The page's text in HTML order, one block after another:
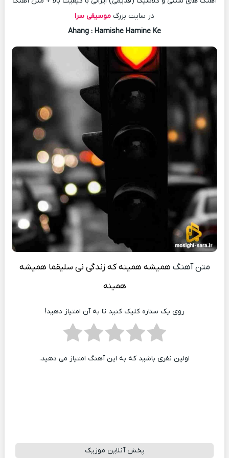
در سایت بزرگ موسیقی سرا
Ahang : Hamishe Hamine Ke
متن آهنگ همیشه همینه که زندگی نی سلیقما همیشه
همینه
روی یک ستاره کلیک کنید تا به آن امتیاز دهید!
اولین نفری باشید که به این آهنگ امتیاز می دهید.
پخش آنلاین موزیک